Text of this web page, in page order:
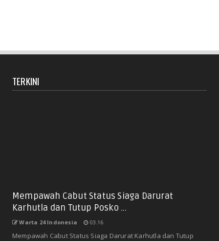
TERKINI
Mempawah Cabut Status Siaga Darurat
Karhutla dan Tutup Posko ...
Warta 24 Indonesia 03.16
Mempawah Cabut Status Siaga Darurat Karhutla dan Tutup